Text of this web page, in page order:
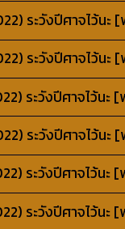
ระวังปีศาจไว้นะ
ระวังปีศาจไว้นะ
ระวังปีศาจไว้นะ
ระวังปีศาจไว้นะ
ระวังปีศาจไว้นะ
ระวังปีศาจไว้นะ